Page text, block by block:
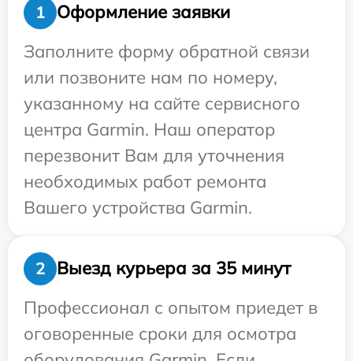
1
Оформление заявки
Заполните форму обратной связи
или позвоните нам по номеру,
указанному на сайте сервисного
центра Garmin. Наш оператор
перезвонит Вам для уточнения
необходимых работ ремонта
Вашего устройства Garmin.
2
Выезд курьера за 35 минут
Профессионал с опытом приедет в
оговоренные сроки для осмотра